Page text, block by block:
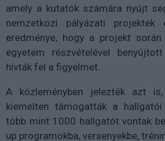
amely a kutatók számára nyújt
nemzetközi pályázati projektek
eredménye, hogy a projekt
egyetem részvételével
hívták fel a figyelmet.
A közleményben jelezték azt
kiemelten támogatták a
több mint 1000 hallgatót vontak
up programokba, versenyekbe,